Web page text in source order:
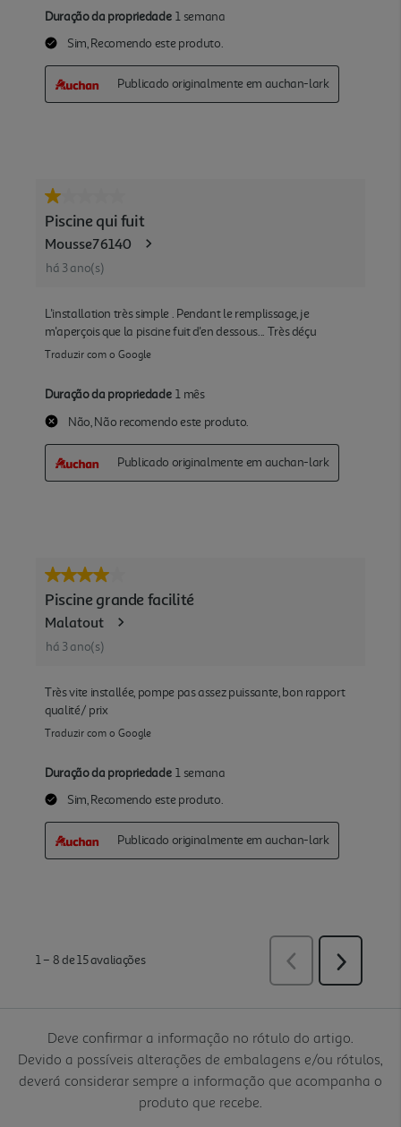
Deve confirmar a informação no rótulo do artigo.
Devido a possíveis alterações de embalagens e/ou rótulos,
deverá considerar sempre a informação que acompanha o
produto que recebe.